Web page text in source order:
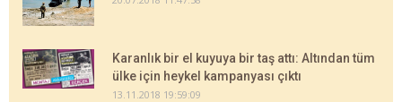
Karanlık bir el kuyuya bir taş attı: Altından tüm
ülke için heykel kampanyası çıktı
13.11.2018 19:59:09